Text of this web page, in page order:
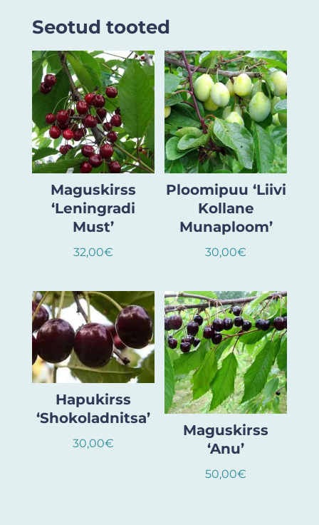
Seotud tooted
Maguskirss
‘Leningradi
Must’
32,00€
Ploomipuu ‘Liivi
Kollane
Munaploom’
30,00€
Hapukirss
‘Shokoladnitsa’
30,00€
Maguskirss
‘Anu’
50,00€